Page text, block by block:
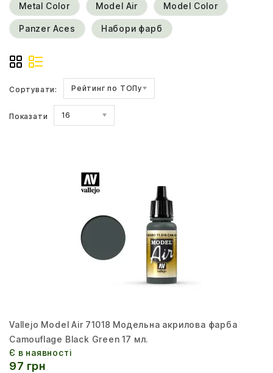
Metal Color Model Air Model Color
Panzer Aces Набори фарб
Сортувати: Рейтинг по ТОПу
Показати 16
Vallejo Model Air 71018 Модельна акрилова фарба
Camouflage Black Green 17 мл.
Є в наявності
97 грн